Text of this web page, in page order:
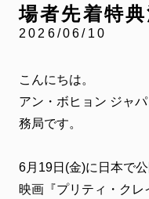
NEWS
ニュース
プロフィール
EVENT
イベント
メンバーシップ
FANCLUB
場者先着特典
2026/06/10
こんにちは。
アン・ボヒョン ジャ
務局です。
6月19日(金)に日本で
映画『プリティ・クレ